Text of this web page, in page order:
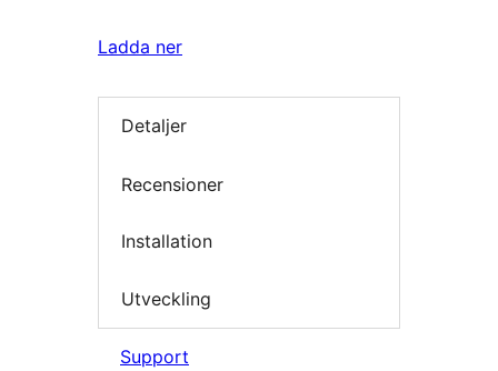
Ladda ner
Detaljer
Recensioner
Installation
Utveckling
Support